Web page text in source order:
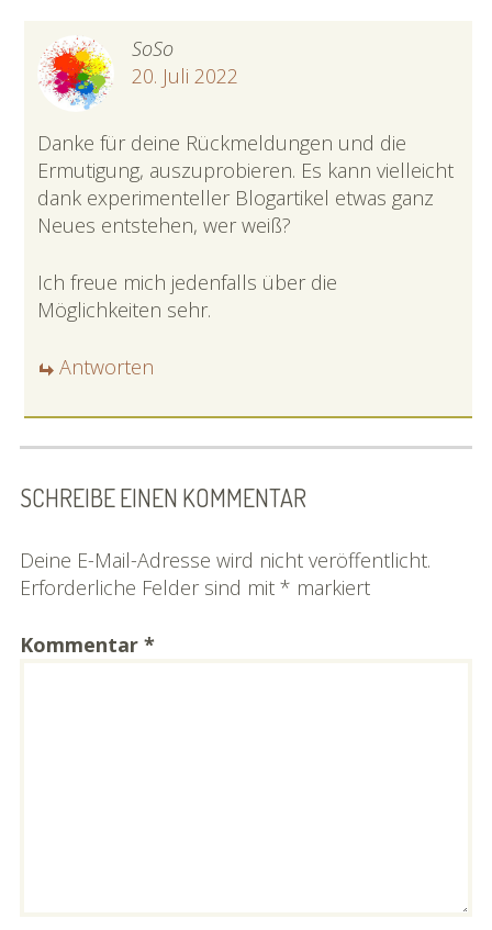
SoSo
20. Juli 2022
Danke für deine Rückmeldungen und die
Ermutigung, auszuprobieren. Es kann vielleicht
dank experimenteller Blogartikel etwas ganz
Neues entstehen, wer weiß?
Ich freue mich jedenfalls über die
Möglichkeiten sehr.
Antworten
SCHREIBE EINEN KOMMENTAR
Deine E-Mail-Adresse wird nicht veröffentlicht.
Erforderliche Felder sind mit * markiert
Kommentar *